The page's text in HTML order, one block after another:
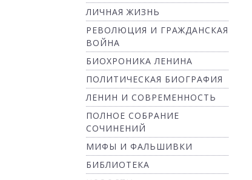
ЛИЧНАЯ ЖИЗНЬ
РЕВОЛЮЦИЯ И ГРАЖДАНСКАЯ
ВОЙНА
БИОХРОНИКА ЛЕНИНА
ПОЛИТИЧЕСКАЯ БИОГРАФИЯ
ЛЕНИН И СОВРЕМЕННОСТЬ
ПОЛНОЕ СОБРАНИЕ
СОЧИНЕНИЙ
МИФЫ И ФАЛЬШИВКИ
БИБЛИОТЕКА